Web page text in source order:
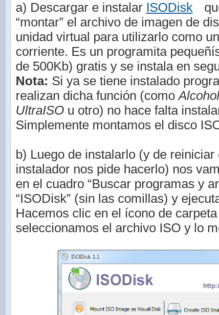
a) Descargar e instalar ISODisk
“montar” el archivo de imagen de
unidad virtual para utilizarlo como
corriente. Es un programita
de 500Kb) gratis y se instala en
Nota: Si ya se tiene instalado
realizan dicha función (como
UltraISO u otro) no hace falta
Simplemente montamos el disco
b) Luego de instalarlo (y de
instalador nos pide hacerlo) nos
en el cuadro “Buscar programas y
“ISODisk” (sin las comillas) y
Hacemos clic en el ícono de
seleccionamos el archivo ISO y lo